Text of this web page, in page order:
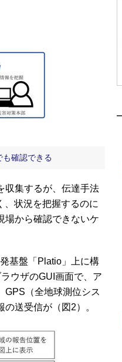
も確認できる
収集するが、伝達手法
、状況を把握するのに
場から確認できないケ
基盤「Platio」上に構
ウザのGUI画面で、ア
GPS（全地球測位シス
送受信が（図2）。